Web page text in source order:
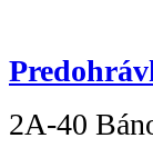
2A-40